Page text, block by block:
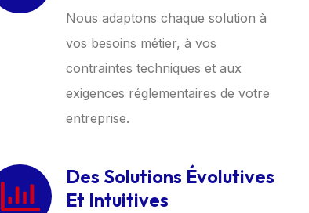
Nous adaptons chaque solution à
vos besoins métier, à vos
contraintes techniques et aux
exigences réglementaires de votre
entreprise.
Des Solutions Évolutives
Et Intuitives